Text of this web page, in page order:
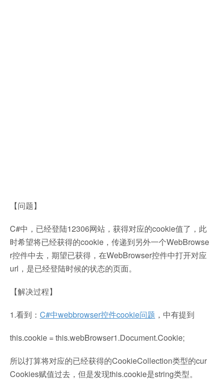
【问题】
C#中，已经登陆12306网站，获得对应的cookie值了，此
时希望将已经获得的cookie，传递到另外一个WebBrowse
r控件中去，期望已获得，在WebBrowser控件中打开对应
url，是已经登陆时候的状态的页面。
【解决过程】
1.看到： C#中webbrowser控件cookie问题 ，中有提到
this.cookie = this.webBrowser1.Document.Cookie;
所以打算将对应的已经获得的CookieCollection类型的cur
Cookies赋值过去，但是发现this.cookie是string类型。